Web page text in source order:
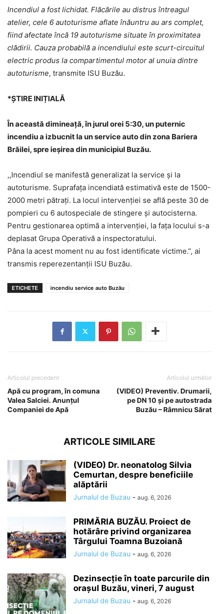
Incendiul a fost lichidat. Flăcările au distrus întreagul
atelier, cele 6 autoturisme aflate înăuntru au ars complet,
fiind afectate încă 19 autoturisme situate în proximitatea
clădirii. Cauza probabilă a incendiului este scurt-circuitul
electric produs la compartimentul motor al unuia dintre
autoturisme, transmite ISU Buzău.
*ȘTIRE INIȚIALĂ
În această dimineață, în jurul orei 5:30, un puternic
incendiu a izbucnit la un service auto din zona Bariera
Brăilei, spre ieșirea din municipiul Buzău.
,,Incendiul se manifestă generalizat la service și la
autoturisme. Suprafața incendiată estimativă este de 1500-
2000 metri pătrați. La locul intervenției se află peste 30 de
pompieri cu 6 autospeciale de stingere și autocisterna.
Pentru gestionarea optimă a intervenției, la fața locului s-a
deplasat Grupa Operativă a inspectoratului.
Pâna la acest moment nu au fost identificate victime.”, ai
transmis reperezentanții ISU Buzău.
ETICHETE incendiu service auto Buzău
Articolul precedent
Apă cu program, în comuna
Valea Salciei. Anunțul
Companiei de Apă
Articolul următor
(VIDEO) Preventiv. Drumarii,
pe DN 10 și pe autostrada
Buzău – Râmnicu Sărat
ARTICOLE SIMILARE
(VIDEO) Dr. neonatolog Silvia
Cemurtan, despre beneficiile
alăptării
Jurnalul de Buzau - aug. 6, 2026
PRIMĂRIA BUZĂU. Proiect de
hotărâre privind organizarea
Târgului Toamna Buzoiană
Jurnalul de Buzau - aug. 6, 2026
Dezinsecție în toate parcurile din
orașul Buzău, vineri, 7 august
Jurnalul de Buzau - aug. 6, 2026